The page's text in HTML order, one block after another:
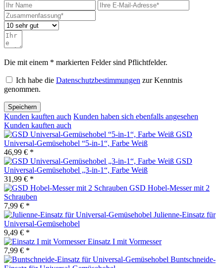
Die mit einem * markierten Felder sind Pflichtfelder.
Ich habe die Datenschutzbestimmungen zur Kenntnis
genommen.
Speichern
Kunden kauften auch Kunden haben sich ebenfalls angesehen
Kunden kauften auch
GSD
Universal-Gemüsehobel “5-in-1“, Farbe Weiß
46,99 € *
GSD
Universal-Gemüsehobel „3-in-1“, Farbe Weiß
31,99 € *
GSD Hobel-Messer mit 2
Schrauben
7,99 € *
Julienne-Einsatz für
Universal-Gemüsehobel
9,49 € *
Einsatz I mit Vormesser
7,99 € *
Buntschneide-